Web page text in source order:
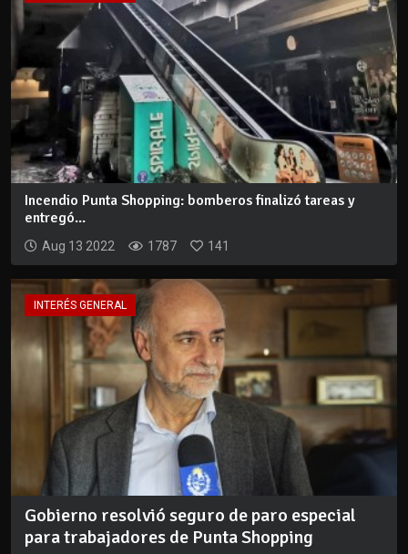
Incendio Punta Shopping: bomberos finalizó tareas y
entregó...
Aug 13 2022 1787 141
INTERÉS GENERAL
Gobierno resolvió seguro de paro especial
para trabajadores de Punta Shopping